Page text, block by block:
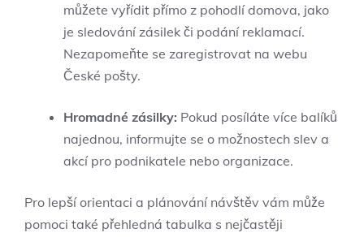
můžete vyřídit přímo z pohodlí domova, jako
je sledování zásilek či podání reklamací.
Nezapomeňte se zaregistrovat na webu
České pošty.
Hromadné zásilky: Pokud posíláte více balíků
najednou, informujte se o možnostech slev a
akcí pro podnikatele nebo organizace.
Pro lepší orientaci a plánování návštěv vám může
pomoci také přehledná tabulka s nejčastěji